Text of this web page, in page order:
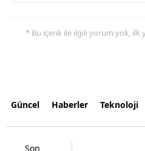
* Bu içerik ile ilgili yorum yok, ilk
Güncel Haberler Teknoloji
Son